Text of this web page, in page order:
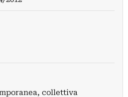
collettiva